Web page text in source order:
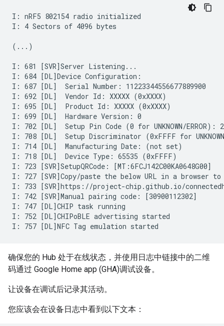
I: nRF5 802154 radio initialized
I: 4 Sectors of 4096 bytes
(...)
I: 681 [SVR]Server Listening...
I: 684 [DL]Device Configuration:
I: 687 [DL]  Serial Number: 11223344556677889900
I: 692 [DL]  Vendor Id: XXXXX (0xXXXX)
I: 695 [DL]  Product Id: XXXXX (0xXXXX)
I: 699 [DL]  Hardware Version: 0
I: 702 [DL]  Setup Pin Code (0 for UNKNOWN/ERROR):
I: 708 [DL]  Setup Discriminator (0xFFFF for
I: 714 [DL]  Manufacturing Date: (not set)
I: 718 [DL]  Device Type: 65535 (0xFFFF)
I: 723 [SVR]SetupQRCode: [MT:6FCJ142C00KA0648G00]
I: 727 [SVR]Copy/paste the below URL in a browser to
I: 733 [SVR]https://project-chip.github.io/
I: 742 [SVR]Manual pairing code: [30900112302]
I: 747 [DL]CHIP task running
I: 752 [DL]CHIPoBLE advertising started
确保您的 Hub 处于在线状态，并使用日志中链接中的二维
码通过 Google Home app (GHA)调试设备。
让设备在调试后记录其活动。
您应该会在设备日志中看到以下文本：